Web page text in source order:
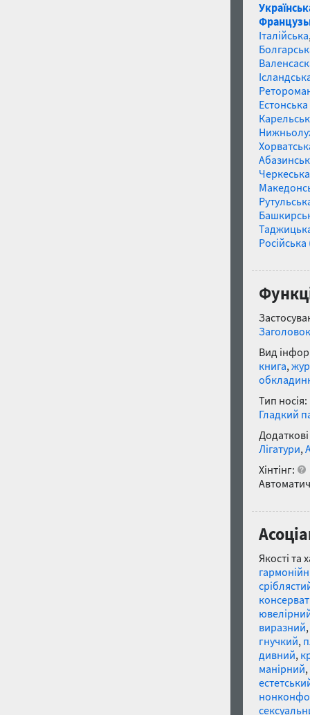
Італійська
Черкеська
Російська
Заголовок
Вид
книга,
Тип носія:
Гладкий
Лігатури,
Хінтінг:
Якості та
виразний,
гнучкий,
дивний,
манірний,